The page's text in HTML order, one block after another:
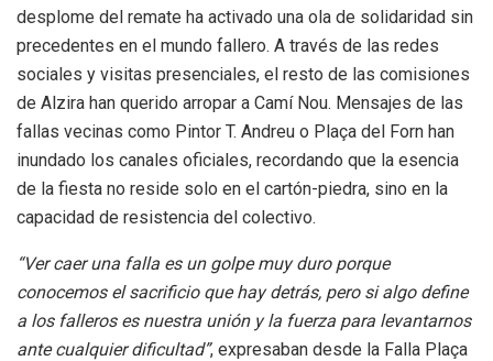
desplome del remate ha activado una ola de solidaridad sin
precedentes en el mundo fallero. A través de las redes
sociales y visitas presenciales, el resto de las comisiones
de Alzira han querido arropar a Camí Nou. Mensajes de las
fallas vecinas como Pintor T. Andreu o Plaça del Forn han
inundado los canales oficiales, recordando que la esencia
de la fiesta no reside solo en el cartón-piedra, sino en la
capacidad de resistencia del colectivo.
“Ver caer una falla es un golpe muy duro porque
conocemos el sacrificio que hay detrás, pero si algo define
a los falleros es nuestra unión y la fuerza para levantarnos
ante cualquier dificultad”, expresaban desde la Falla Plaça